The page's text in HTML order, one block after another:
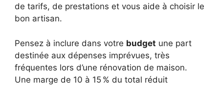
de tarifs, de prestations et vous aide à choisir le
bon artisan.
Pensez à inclure dans votre budget une part
destinée aux dépenses imprévues, très
fréquentes lors d’une rénovation de maison.
Une marge de 10 à 15 % du total réduit